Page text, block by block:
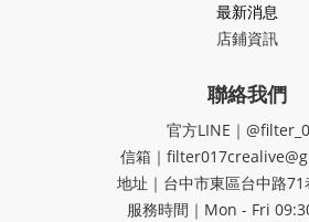
最新消息
店鋪資訊
聯絡我們
官方LINE｜
信箱｜
地址｜​台中市東區台中路
服務時間｜Mon - Fri